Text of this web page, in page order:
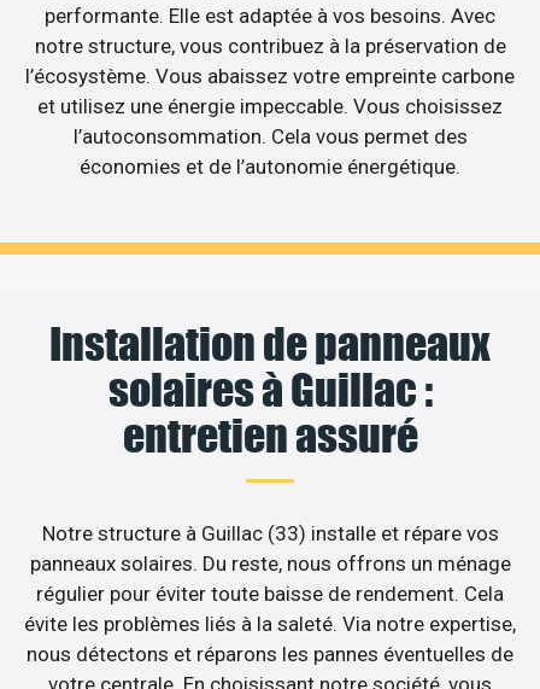
performante. Elle est adaptée à vos besoins. Avec
notre structure, vous contribuez à la préservation de
l’écosystème. Vous abaissez votre empreinte carbone
et utilisez une énergie impeccable. Vous choisissez
l’autoconsommation. Cela vous permet des
économies et de l’autonomie énergétique.
Installation de panneaux
solaires à Guillac :
entretien assuré
Notre structure à Guillac (33) installe et répare vos
panneaux solaires. Du reste, nous offrons un ménage
régulier pour éviter toute baisse de rendement. Cela
évite les problèmes liés à la saleté. Via notre expertise,
nous détectons et réparons les pannes éventuelles de